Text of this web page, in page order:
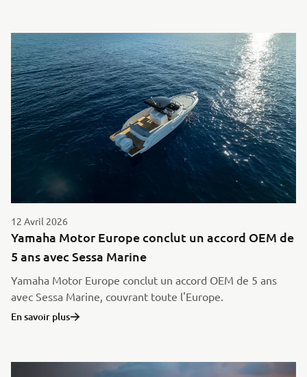
12 Avril 2026
Yamaha Motor Europe conclut un accord OEM de
5 ans avec Sessa Marine
Yamaha Motor Europe conclut un accord OEM de 5 ans
avec Sessa Marine, couvrant toute l'Europe.
En savoir plus